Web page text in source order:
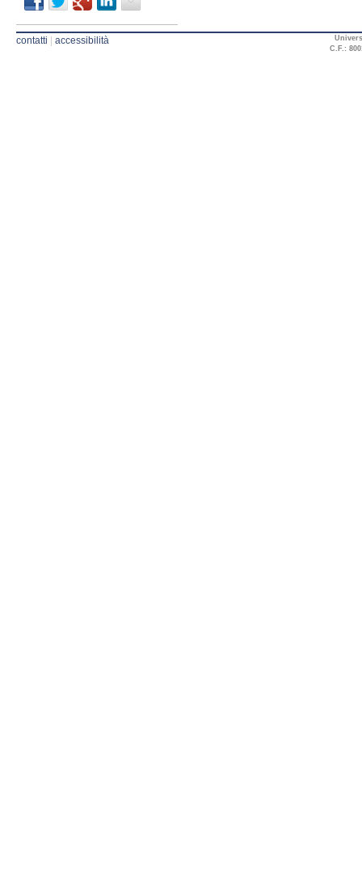
contatti accessibilità
C.F.: